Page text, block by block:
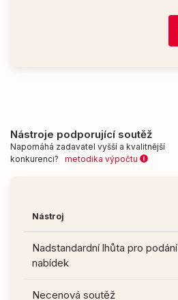
Nástroje podporující soutěž
Napomáhá zadavatel vyšší a kvalitnější
konkurenci? metodika výpočtu
Nástroj
Nadstandardní lhůta pro podání
nabídek
Necenová soutěž